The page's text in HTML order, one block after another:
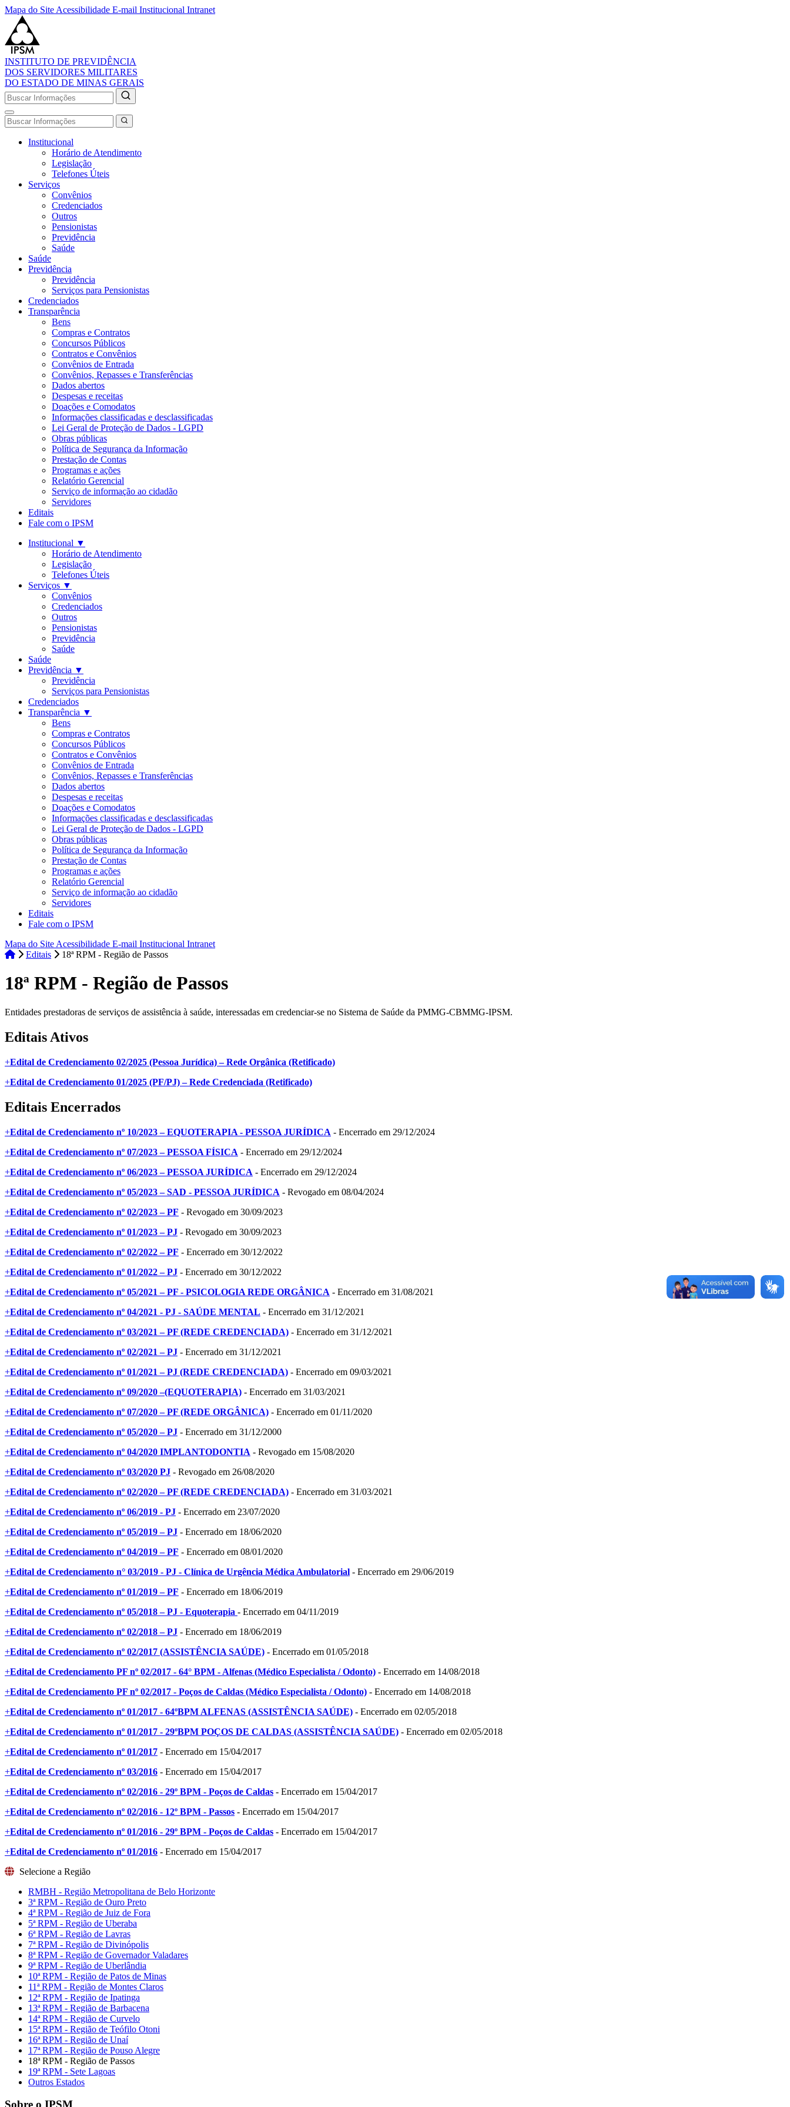
Mapa do Site Acessibilidade E-mail Institucional Intranet
INSTITUTO DE PREVIDÊNCIA
DOS SERVIDORES MILITARES
DO ESTADO DE MINAS GERAIS
Institucional
Horário de Atendimento
Legislação
Telefones Úteis
Serviços
Convênios
Credenciados
Outros
Pensionistas
Previdência
Saúde
Saúde
Previdência
Previdência
Serviços para Pensionistas
Credenciados
Transparência
Bens
Compras e Contratos
Concursos Públicos
Contratos e Convênios
Convênios de Entrada
Convênios, Repasses e Transferências
Dados abertos
Despesas e receitas
Doações e Comodatos
Informações classificadas e desclassificadas
Lei Geral de Proteção de Dados - LGPD
Obras públicas
Política de Segurança da Informação
Prestação de Contas
Programas e ações
Relatório Gerencial
Serviço de informação ao cidadão
Servidores
Editais
Fale com o IPSM
Institucional ▼
Horário de Atendimento
Legislação
Telefones Úteis
Serviços ▼
Convênios
Credenciados
Outros
Pensionistas
Previdência
Saúde
Saúde
Previdência ▼
Previdência
Serviços para Pensionistas
Credenciados
Transparência ▼
Bens
Compras e Contratos
Concursos Públicos
Contratos e Convênios
Convênios de Entrada
Convênios, Repasses e Transferências
Dados abertos
Despesas e receitas
Doações e Comodatos
Informações classificadas e desclassificadas
Lei Geral de Proteção de Dados - LGPD
Obras públicas
Política de Segurança da Informação
Prestação de Contas
Programas e ações
Relatório Gerencial
Serviço de informação ao cidadão
Servidores
Editais
Fale com o IPSM
Mapa do Site Acessibilidade E-mail Institucional Intranet
Editais
18ª RPM - Região de Passos
18ª RPM - Região de Passos
Entidades prestadoras de serviços de assistência à saúde, interessadas em credenciar-se no Sistema de Saúde da PMMG-CBMMG-IPSM.
Editais Ativos
+Edital de Credenciamento 02/2025 (Pessoa Jurídica) – Rede Orgânica (Retificado)
+Edital de Credenciamento 01/2025 (PF/PJ) – Rede Credenciada (Retificado)
Editais Encerrados
+Edital de Credenciamento nº 10/2023 – EQUOTERAPIA - PESSOA JURÍDICA - Encerrado em 29/12/2024
+Edital de Credenciamento nº 07/2023 – PESSOA FÍSICA - Encerrado em 29/12/2024
+Edital de Credenciamento nº 06/2023 – PESSOA JURÍDICA - Encerrado em 29/12/2024
+Edital de Credenciamento nº 05/2023 – SAD - PESSOA JURÍDICA - Revogado em 08/04/2024
+Edital de Credenciamento nº 02/2023 – PF - Revogado em 30/09/2023
+Edital de Credenciamento nº 01/2023 – PJ - Revogado em 30/09/2023
+Edital de Credenciamento nº 02/2022 – PF - Encerrado em 30/12/2022
+Edital de Credenciamento nº 01/2022 – PJ - Encerrado em 30/12/2022
+Edital de Credenciamento nº 05/2021 – PF - PSICOLOGIA REDE ORGÂNICA - Encerrado em 31/08/2021
+Edital de Credenciamento nº 04/2021 - PJ - SAÚDE MENTAL - Encerrado em 31/12/2021
+Edital de Credenciamento nº 03/2021 – PF (REDE CREDENCIADA) - Encerrado em 31/12/2021
+Edital de Credenciamento nº 02/2021 – PJ - Encerrado em 31/12/2021
+Edital de Credenciamento nº 01/2021 – PJ (REDE CREDENCIADA) - Encerrado em 09/03/2021
+Edital de Credenciamento nº 09/2020 –(EQUOTERAPIA) - Encerrado em 31/03/2021
+Edital de Credenciamento nº 07/2020 – PF (REDE ORGÂNICA) - Encerrado em 01/11/2020
+Edital de Credenciamento nº 05/2020 – PJ - Encerrado em 31/12/2000
+Edital de Credenciamento nº 04/2020 IMPLANTODONTIA - Revogado em 15/08/2020
+Edital de Credenciamento nº 03/2020 PJ - Revogado em 26/08/2020
+Edital de Credenciamento nº 02/2020 – PF (REDE CREDENCIADA) - Encerrado em 31/03/2021
+Edital de Credenciamento nº 06/2019 - PJ - Encerrado em 23/07/2020
+Edital de Credenciamento nº 05/2019 – PJ - Encerrado em 18/06/2020
+Edital de Credenciamento nº 04/2019 – PF - Encerrado em 08/01/2020
+Edital de Credenciamento n° 03/2019 - PJ - Clínica de Urgência Médica Ambulatorial - Encerrado em 29/06/2019
+Edital de Credenciamento nº 01/2019 – PF - Encerrado em 18/06/2019
+Edital de Credenciamento nº 05/2018 – PJ - Equoterapia - Encerrado em 04/11/2019
+Edital de Credenciamento nº 02/2018 – PJ - Encerrado em 18/06/2019
+Edital de Credenciamento nº 02/2017 (ASSISTÊNCIA SAÚDE) - Encerrado em 01/05/2018
+Edital de Credenciamento PF nº 02/2017 - 64° BPM - Alfenas (Médico Especialista / Odonto) - Encerrado em 14/08/2018
+Edital de Credenciamento PF nº 02/2017 - Poços de Caldas (Médico Especialista / Odonto) - Encerrado em 14/08/2018
+Edital de Credenciamento nº 01/2017 - 64ºBPM ALFENAS (ASSISTÊNCIA SAÚDE) - Encerrado em 02/05/2018
+Edital de Credenciamento nº 01/2017 - 29ºBPM POÇOS DE CALDAS (ASSISTÊNCIA SAÚDE) - Encerrado em 02/05/2018
+Edital de Credenciamento nº 01/2017 - Encerrado em 15/04/2017
+Edital de Credenciamento nº 03/2016 - Encerrado em 15/04/2017
+Edital de Credenciamento nº 02/2016 - 29º BPM - Poços de Caldas - Encerrado em 15/04/2017
+Edital de Credenciamento nº 02/2016 - 12º BPM - Passos - Encerrado em 15/04/2017
+Edital de Credenciamento nº 01/2016 - 29º BPM - Poços de Caldas - Encerrado em 15/04/2017
+Edital de Credenciamento nº 01/2016 - Encerrado em 15/04/2017
Selecione a Região
RMBH - Região Metropolitana de Belo Horizonte
3ª RPM - Região de Ouro Preto
4ª RPM - Região de Juiz de Fora
5ª RPM - Região de Uberaba
6ª RPM - Região de Lavras
7ª RPM - Região de Divinópolis
8ª RPM - Região de Governador Valadares
9ª RPM - Região de Uberlândia
10ª RPM - Região de Patos de Minas
11ª RPM - Região de Montes Claros
12ª RPM - Região de Ipatinga
13ª RPM - Região de Barbacena
14ª RPM - Região de Curvelo
15ª RPM - Região de Teófilo Otoni
16ª RPM - Região de Unaí
17ª RPM - Região de Pouso Alegre
18ª RPM - Região de Passos
19ª RPM - Sete Lagoas
Outros Estados
Sobre o IPSM